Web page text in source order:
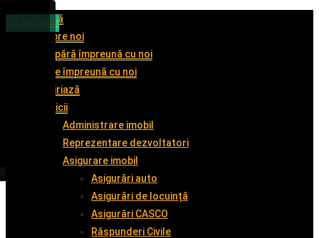
Acasă
Despre noi
Cumpără împreună cu noi
Vinde împreună cu noi
Închiriază
Servicii
Administrare imobil
Reprezentare dezvoltatori
Asigurare imobil
Asigurări auto
Asigurări de locuință
Asigurări CASCO
Răspunderi Civile
De închiriat
De închiriat
De închiriat
De închiriat